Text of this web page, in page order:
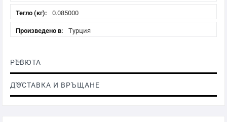
0.085000
Турция
РЕВЮТА
ДОСТАВКА И ВРЪЩАНЕ